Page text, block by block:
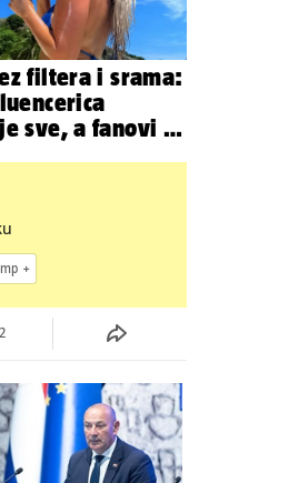
filtera i srama:
sve, a fanovi je
2